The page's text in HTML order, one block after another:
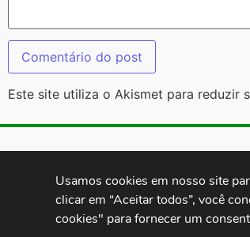
Este site utiliza o Akismet para reduzir
Usamos cookies em nosso site
clicar em “Aceitar todos”, você
cookies" para fornecer um